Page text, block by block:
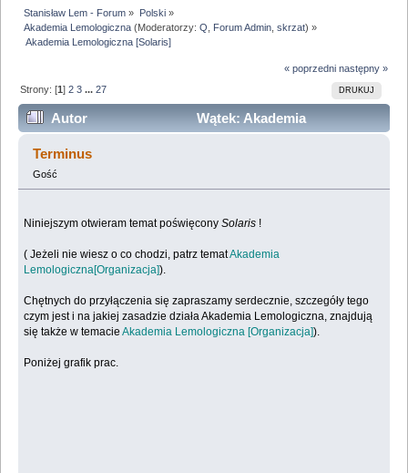
Stanisław Lem - Forum » Polski»
Akademia Lemologiczna (Moderatorzy:Q Forum Admin ,skrzat) »
Akademia Lemologiczna [Solaris]
« poprzedni następny »
DRUKUJ
Strony: [1]2 3 ...27
Autor
Wątek: Akademia
Lemologiczna [Solaris] (Przeczytany 758420 razy)
Terminus
Gość
Niniejszym otwieram temat poświęconySolaris !
( Jeżeli nie wiesz o co chodzi, patrz tematAkademia
Lemologiczna[Organizacja]).
Chętnych do przyłączenia się zapraszamy serdecznie, szczegóły tego
czym jest i na jakiej zasadzie działa Akademia Lemologiczna, znajdują
się także w temacieAkademia Lemologiczna [Organizacja]).
Poniżej grafik prac.